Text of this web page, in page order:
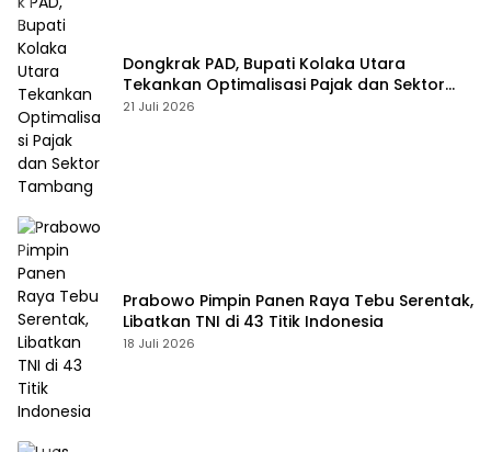
Dongkrak PAD, Bupati Kolaka Utara
Tekankan Optimalisasi Pajak dan Sektor
Tambang
21 Juli 2026
Prabowo Pimpin Panen Raya Tebu Serentak,
Libatkan TNI di 43 Titik Indonesia
18 Juli 2026